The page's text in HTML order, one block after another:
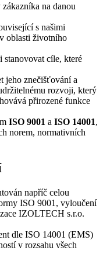
na danou
s našimi
oblasti životního
stanovovat cíle, které
jeho znečišťování a
rozvoji, který
přirozené funkce
ISO 9001 a ISO 14001,
norem, normativních
napříč celou
ISO 9001, vyloučení
IZOLTECH s.r.o.
dle ISO 14001 (EMS)
v rozsahu všech